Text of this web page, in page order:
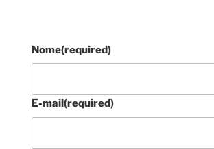
Nome(required)
E-mail(required)